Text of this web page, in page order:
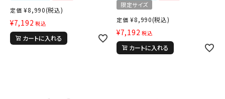
定価 ¥8,990(税込)
¥7,192 税込
カートに入れる
限定サイズ
定価 ¥8,990(税込)
¥7,192 税込
カートに入れる